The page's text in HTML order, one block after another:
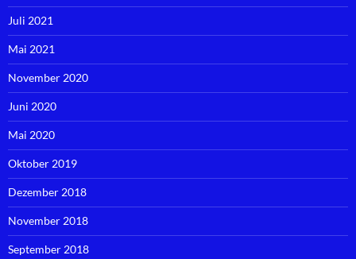
Juli 2021
Mai 2021
November 2020
Juni 2020
Mai 2020
Oktober 2019
Dezember 2018
November 2018
September 2018